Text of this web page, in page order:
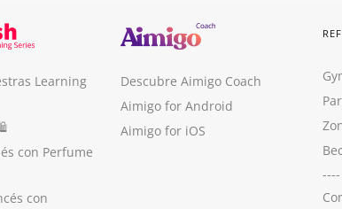
Learning
con Perfume
con
Descubre Aimigo Coach
Aimigo for Android
Aimigo for iOS
----